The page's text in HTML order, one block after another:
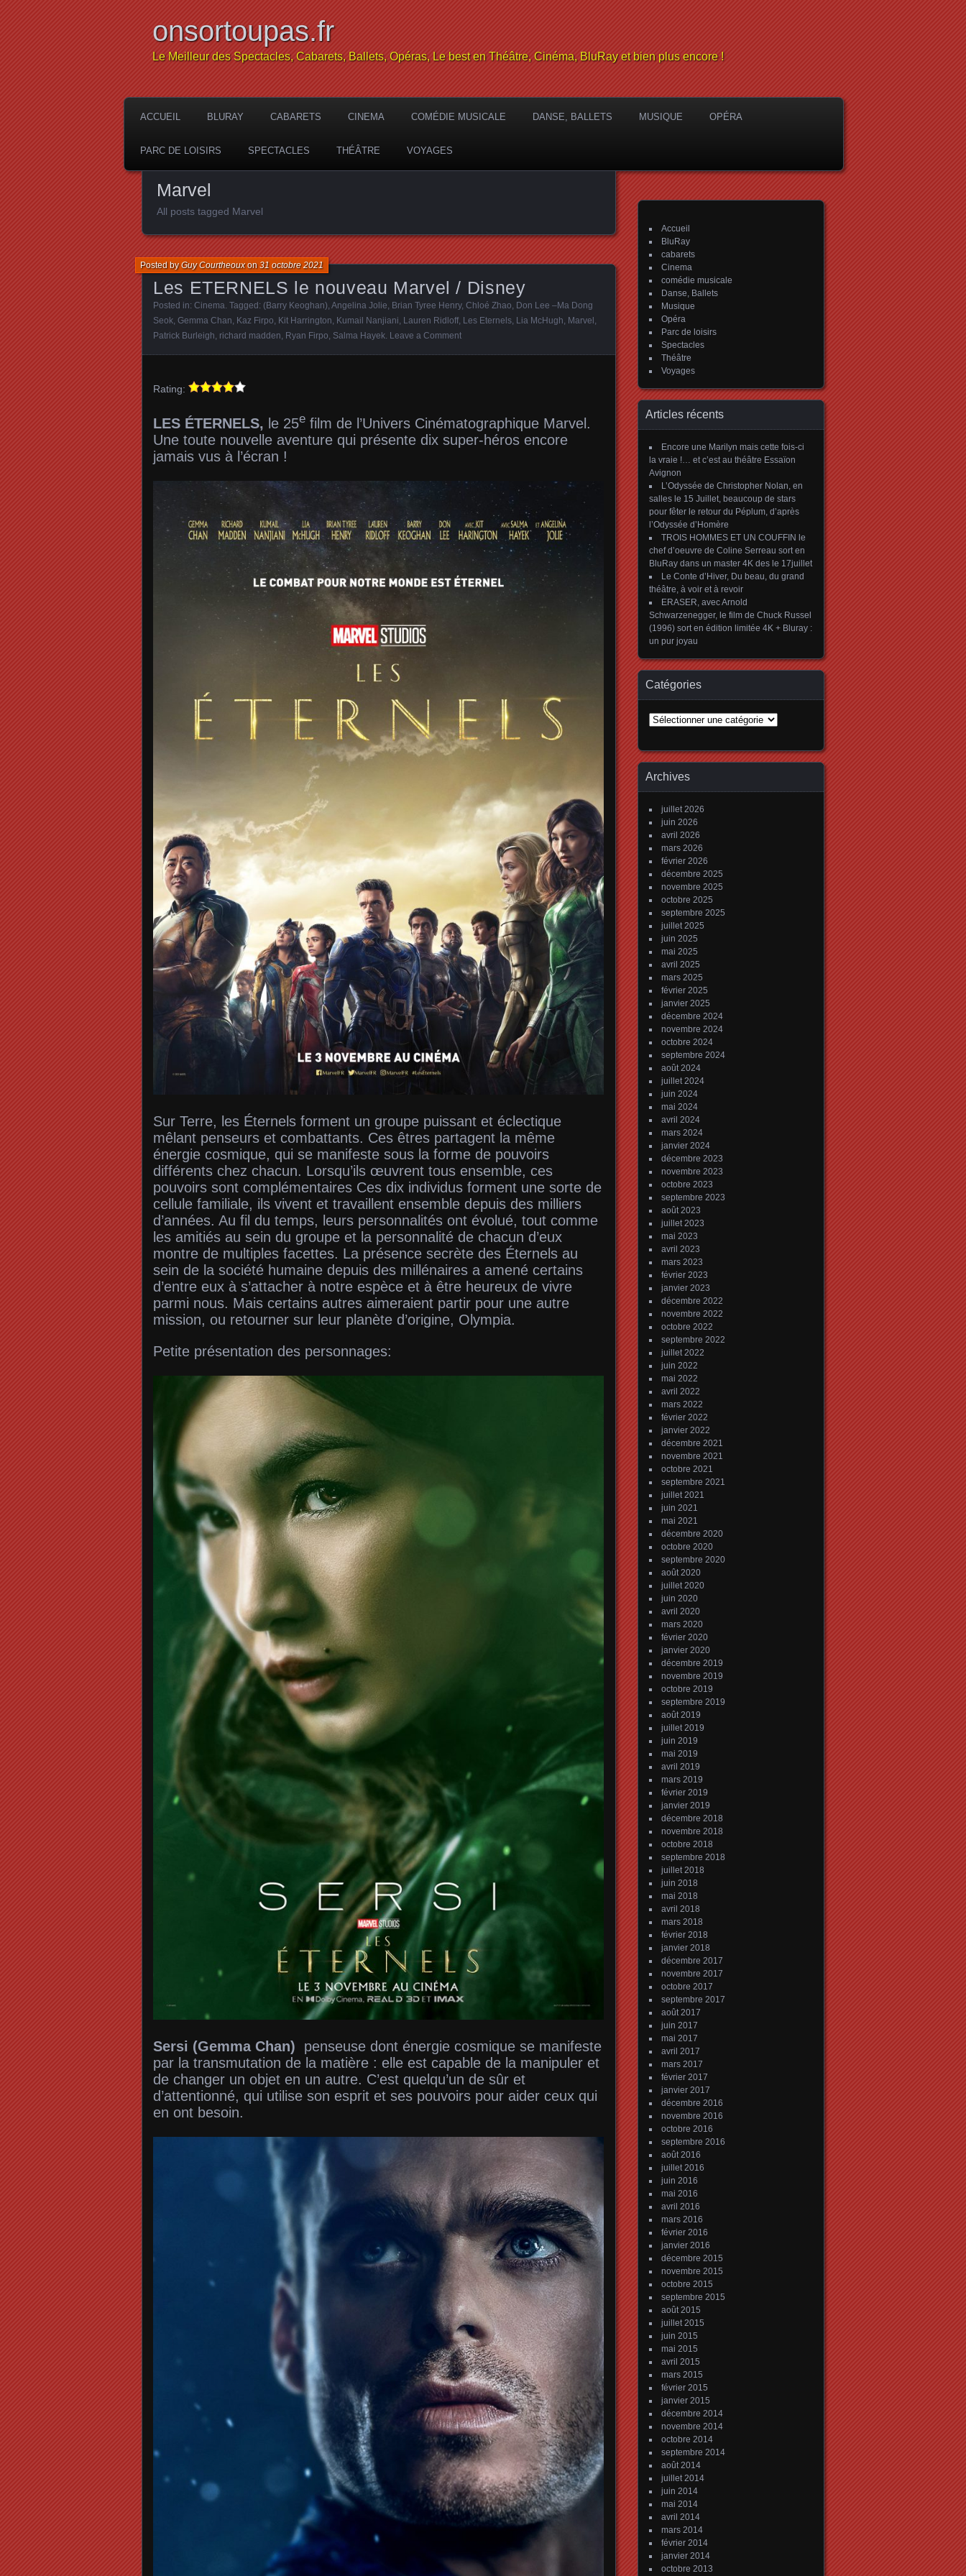
onsortoupas.fr
Le Meilleur des Spectacles, Cabarets, Ballets, Opéras, Le best en Théâtre, Cinéma, BluRay et bien plus encore !
ACCUEIL BLURAY CABARETS CINEMA COMÉDIE MUSICALE DANSE, BALLETS MUSIQUE OPÉRA
PARC DE LOISIRS SPECTACLES THÉÂTRE VOYAGES
Marvel
All posts tagged Marvel
Les ETERNELS le nouveau Marvel / Disney
Posted byGuy Courtheouxon31 octobre 2021
Posted in: Cinema . Tagged: (Barry Keoghan) Angelina Jolie Brian Tyree Henry, Chloé Zhao Don Lee –Ma Dong
Seok Gemma Chan Kaz Firpo Kit Harrington Kumail Nanjiani Lauren Ridloff, Les Eternels Lia McHugh Marvel
Patrick Burleigh richard madden Ryan Firpo Salma Hayek Leave a Comment
Rating:
LES ÉTERNELS, le 25e film de l’Univers Cinématographique Marvel.
Une toute nouvelle aventure qui présente dix super-héros encore
jamais vus à l’écran !
Sur Terre, les Éternels forment un groupe puissant et éclectique
mêlant penseurs et combattants. Ces êtres partagent la même
énergie cosmique, qui se manifeste sous la forme de pouvoirs
différents chez chacun. Lorsqu’ils œuvrent tous ensemble, ces
pouvoirs sont complémentaires Ces dix individus forment une sorte de
cellule familiale, ils vivent et travaillent ensemble depuis des milliers
d’années. Au fil du temps, leurs personnalités ont évolué, tout comme
les amitiés au sein du groupe et la personnalité de chacun d’eux
montre de multiples facettes. La présence secrète des Éternels au
sein de la société humaine depuis des millénaires a amené certains
d’entre eux à s’attacher à notre espèce et à être heureux de vivre
parmi nous. Mais certains autres aimeraient partir pour une autre
mission, ou retourner sur leur planète d’origine, Olympia.
Petite présentation des personnages:
Sersi (Gemma Chan) penseuse dont énergie cosmique se manifeste
par la transmutation de la matière : elle est capable de la manipuler et
de changer un objet en un autre. C’est quelqu’un de sûr et
d’attentionné, qui utilise son esprit et ses pouvoirs pour aider ceux qui
en ont besoin.
Accueil
BluRay
cabarets
Cinema
comédie musicale
Danse, Ballets
Musique
Opéra
Parc de loisirs
Spectacles
Théâtre
Voyages
Articles récents
Encore une Marilyn mais cette fois-ci
la vraie !… et c’est au théâtre Essaïon
Avignon
L’Odyssée de Christopher Nolan, en
salles le 15 Juillet, beaucoup de stars
pour fêter le retour du Péplum, d’après
l’Odyssée d’Homère
TROIS HOMMES ET UN COUFFIN le
chef d’oeuvre de Coline Serreau sort en
BluRay dans un master 4K des le 17juillet
Le Conte d’Hiver, Du beau, du grand
théâtre, à voir et à revoir
ERASER, avec Arnold
Schwarzenegger, le film de Chuck Russel
(1996) sort en édition limitée 4K + Bluray :
un pur joyau
Catégories
Catégories
Archives
juillet 2026
juin 2026
avril 2026
mars 2026
février 2026
décembre 2025
novembre 2025
octobre 2025
septembre 2025
juillet 2025
juin 2025
mai 2025
avril 2025
mars 2025
février 2025
janvier 2025
décembre 2024
novembre 2024
octobre 2024
septembre 2024
août 2024
juillet 2024
juin 2024
mai 2024
avril 2024
mars 2024
janvier 2024
décembre 2023
novembre 2023
octobre 2023
septembre 2023
août 2023
juillet 2023
mai 2023
avril 2023
mars 2023
février 2023
janvier 2023
décembre 2022
novembre 2022
octobre 2022
septembre 2022
juillet 2022
juin 2022
mai 2022
avril 2022
mars 2022
février 2022
janvier 2022
décembre 2021
novembre 2021
octobre 2021
septembre 2021
juillet 2021
juin 2021
mai 2021
décembre 2020
octobre 2020
septembre 2020
août 2020
juillet 2020
juin 2020
avril 2020
mars 2020
février 2020
janvier 2020
décembre 2019
novembre 2019
octobre 2019
septembre 2019
août 2019
juillet 2019
juin 2019
mai 2019
avril 2019
mars 2019
février 2019
janvier 2019
décembre 2018
novembre 2018
octobre 2018
septembre 2018
juillet 2018
juin 2018
mai 2018
avril 2018
mars 2018
février 2018
janvier 2018
décembre 2017
novembre 2017
octobre 2017
septembre 2017
août 2017
juin 2017
mai 2017
avril 2017
mars 2017
février 2017
janvier 2017
décembre 2016
novembre 2016
octobre 2016
septembre 2016
août 2016
juillet 2016
juin 2016
mai 2016
avril 2016
mars 2016
février 2016
janvier 2016
décembre 2015
novembre 2015
octobre 2015
septembre 2015
août 2015
juillet 2015
juin 2015
mai 2015
avril 2015
mars 2015
février 2015
janvier 2015
décembre 2014
novembre 2014
octobre 2014
septembre 2014
août 2014
juillet 2014
juin 2014
mai 2014
avril 2014
mars 2014
février 2014
janvier 2014
octobre 2013